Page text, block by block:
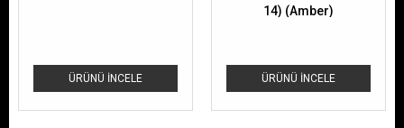
ÜRÜNÜ İNCELE ÜRÜNÜ İNCELE
14) (Amber)